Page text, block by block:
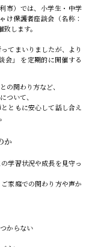
市）では、小学生・中学
け保護者座談会 （名称：
します。
てまいりましたが、より
会」 を定期的に開催する
の関わり方など、
ついて、
ともに安心して話し合え
か
学習状況や成長を見守っ
家庭での関わり方や声か
からない